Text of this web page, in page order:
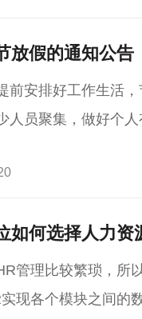
放假的通知公告
前安排好工作生活
人员聚集，做好个
如何选择人力资
管理比较繁琐，所
现各个模块之间的